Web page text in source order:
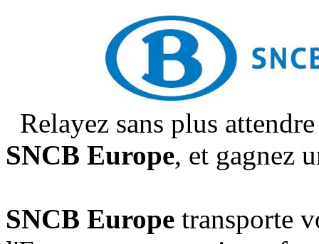
Relayez sans plus
SNCB Europe, et gagnez
SNCB Europe transporte